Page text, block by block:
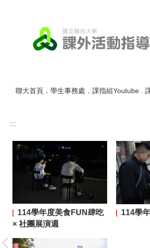
聯大首頁 ． 學生事務處 ． 課指組Youtube .
:::
114學年度美食FUN肆吃
× 社團展演週
114學